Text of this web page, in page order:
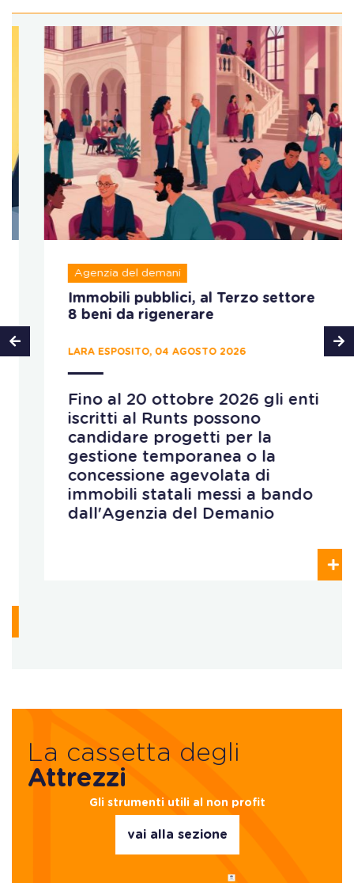
Agenzia del demani
Immobili pubblici, al Terzo settore
8 beni da rigenerare
LARA ESPOSITO, 04 AGOSTO 2026
Fino al 20 ottobre 2026 gli enti
iscritti al Runts possono
candidare progetti per la
gestione temporanea o la
concessione agevolata di
immobili statali messi a bando
dall'Agenzia del Demanio
La cassetta degli
Attrezzi
Gli strumenti utili al non profit
vai alla sezione